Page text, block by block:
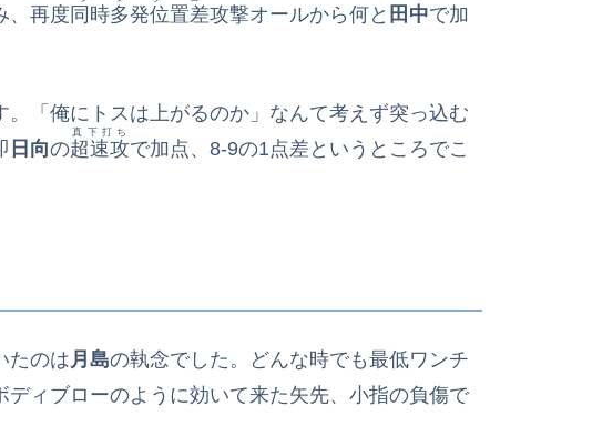
、再度同時多発位置差攻撃オールから何と 田中で加
「俺にトスは上がるのか」なんて考えず突っ込む
日向の超速攻
真下打ち
で加点、8‐9の1点差というところでこ
たのは 月島の執念でした。どんな時でも最低ワンチ
ィブローのように効いて来た矢先、小指の負傷で